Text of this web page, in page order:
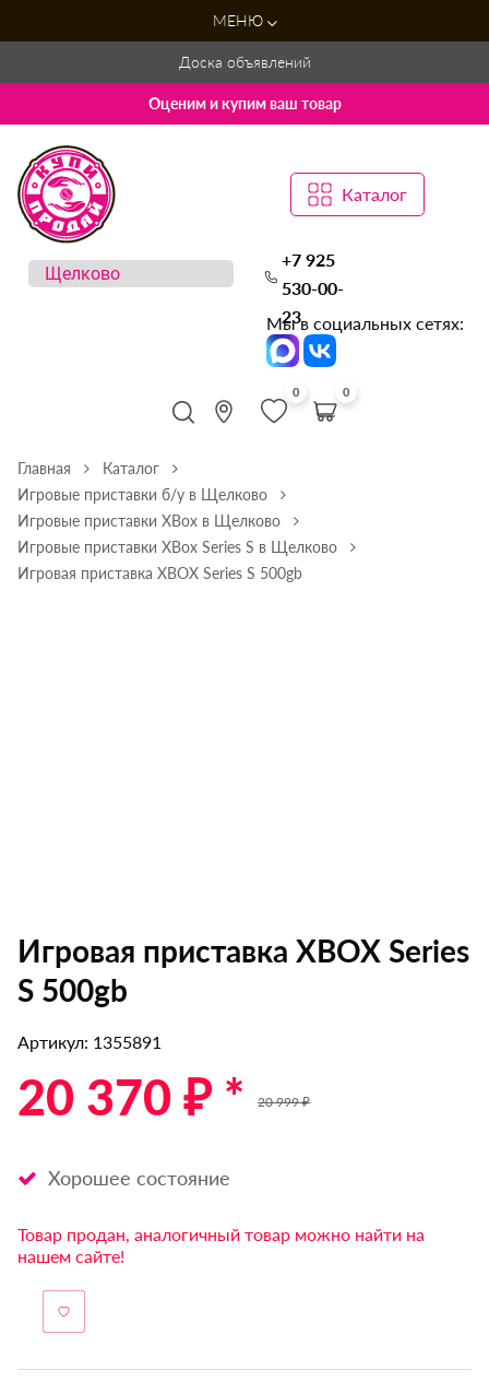
МЕНЮ
Доска объявлений
Оценим и купим ваш товар
Каталог
+7 925
530-00-
23
Мы в социальных сетях:
0 0
Главная
Каталог
Игровые приставки б/у в Щелково
Игровые приставки XBox в Щелково
Игровые приставки XBox Series S в Щелково
Игровая приставка XBOX Series S 500gb
Игровая приставка XBOX Series
S 500gb
Артикул: 1355891
20 370 ₽ * 20 999 ₽
Хорошее состояние
Товар продан, аналогичный товар можно найти на
нашем сайте!